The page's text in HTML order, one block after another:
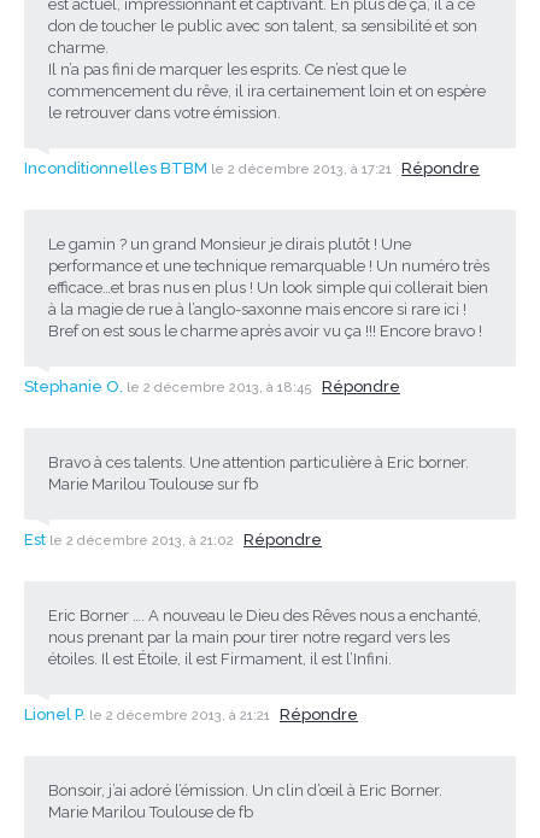
est actuel, impressionnant et captivant. En plus de ça, il a ce
don de toucher le public avec son talent, sa sensibilité et son
charme.
Il n’a pas fini de marquer les esprits. Ce n’est que le
commencement du rêve, il ira certainement loin et on espère
le retrouver dans votre émission.
Inconditionnelles BTBM le 2 décembre 2013, à 17:21 Répondre
Le gamin ? un grand Monsieur je dirais plutôt ! Une
performance et une technique remarquable ! Un numéro très
efficace…et bras nus en plus ! Un look simple qui collerait bien
à la magie de rue à l’anglo-saxonne mais encore si rare ici !
Bref on est sous le charme après avoir vu ça !!! Encore bravo !
Stephanie O. le 2 décembre 2013, à 18:45 Répondre
Bravo à ces talents. Une attention particulière à Eric borner.
Marie Marilou Toulouse sur fb
Est le 2 décembre 2013, à 21:02 Répondre
Eric Borner …. A nouveau le Dieu des Rêves nous a enchanté,
nous prenant par la main pour tirer notre regard vers les
étoiles. Il est Étoile, il est Firmament, il est l’Infini.
Lionel P. le 2 décembre 2013, à 21:21 Répondre
Bonsoir, j’ai adoré l’émission. Un clin d’œil à Eric Borner.
Marie Marilou Toulouse de fb